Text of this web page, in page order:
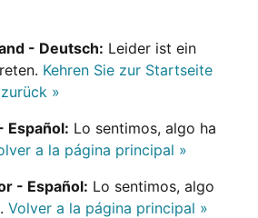
- Deutsch: Leider ist ein
Kehren Sie zur Startseite
»
Español: Lo sentimos, algo ha
a la página principal »
- Español: Lo sentimos, algo
Volver a la página principal »